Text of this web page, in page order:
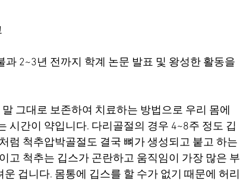
2~3년 전까지 학계 논문 발표 및 왕성한 활동을
그대로 보존하여 치료하는 방법으로 우리 몸에
시간이 약입니다. 다리골절의 경우 4~8주 정도 깁
럼 척추압박골절도 결국 뼈가 생성되고 붙고 하는
고 척추는 깁스가 곤란하고 움직임이 가장 많은 부
겁니다. 몸통에 깁스를 할 수가 없기 때문에 허리